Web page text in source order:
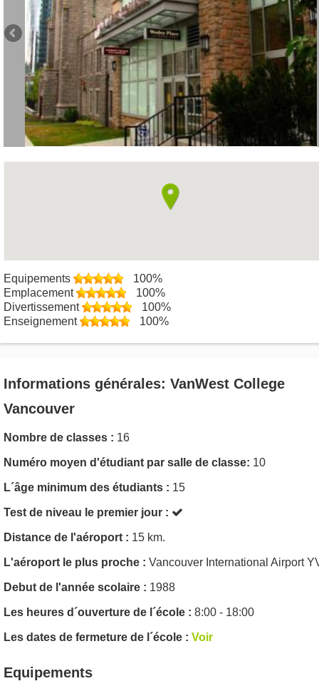
Equipements
100%
Emplacement
100%
Divertissement
100%
Enseignement
100%
Informations générales: VanWest College
Vancouver
Nombre de classes : 16
Numéro moyen d'étudiant par salle de classe: 10
L´âge minimum des étudiants : 15
Test de niveau le premier jour :
Distance de l'aéroport : 15 km.
L'aéroport le plus proche : Vancouver International Airport
Debut de l'année scolaire : 1988
Les heures d´ouverture de l´école : 8:00 - 18:00
Les dates de fermeture de l´école : Voir
Equipements